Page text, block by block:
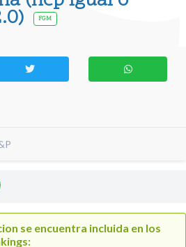
FGM
se encuentra incluida en los